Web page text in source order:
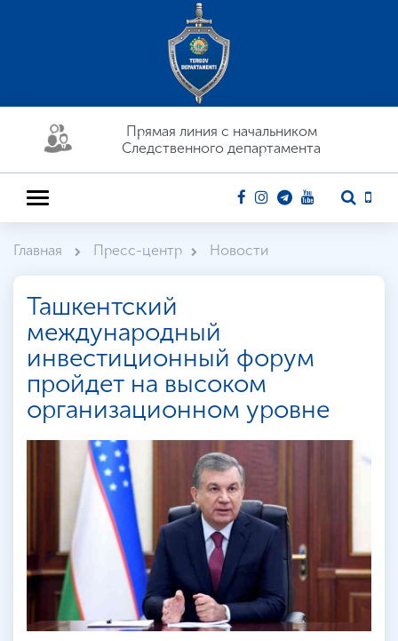
Прямая линия c начальником
Следственного департамента
Главная Пресс-центр Новости
Ташкентский
международный
инвестиционный форум
пройдет на высоком
организационном уровне